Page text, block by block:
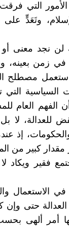
التي فرقت
وتَعَدٍّ على
لن نجد معنى
في زمن بعينه،
مصطلح
السياسية التي
الفهم العام
للعدالة، لا
إذ
مقدار كبير من
فقير ويكاد
الاستعمال
حتى وإن
أمر ألهى